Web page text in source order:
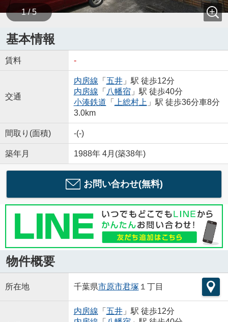
1 / 5
基本情報
賃料 -
交通
内房線 「 五井」駅 徒歩12分
内房線 「 八幡宿 」駅 徒歩40分
小湊鉄道 「 上総村上 」駅 徒歩36分車8分
3.0km
間取り(面積) -(-)
築年月 1988年 4月(築38年)
お問い合わせ(無料)
物件概要
所在地 千葉県市原市君塚 １丁目
内房線 「 五井」駅 徒歩12分